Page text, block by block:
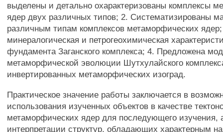
выделены и детально охарактеризованы комплексы
ядер двух различных типов; 2. Систематизированы
различным типам комплексов метаморфических
минералогическая и петрогеохимическая
фундамента Заганского комплекса; 4. Предложена
метаморфической эволюции Шутхулайского
инвертированных метаморфических изоград.
Практическое значение работы заключается в
использования изученных объектов в качестве
метаморфических ядер для последующего изучения,
интерпретации структур, обладающих характерным